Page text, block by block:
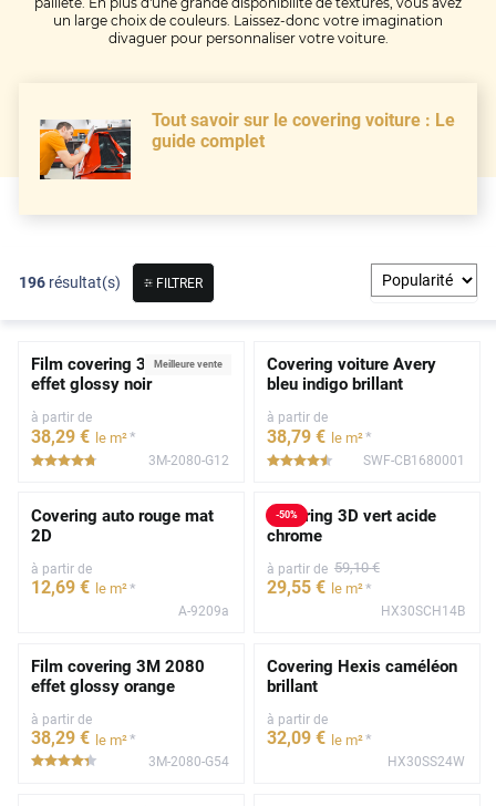
un large choix de couleurs. Laissez-donc votre imagination
divaguer pour personnaliser votre voiture.
Tout savoir sur le covering voiture : Le
guide complet
196 résultat(s) FILTRER
Meilleure vente
Film covering 3M 2080
effet glossy noir
à partir de
38,29 € le m²*
***** 3M-2080-G12
Covering voiture Avery
bleu indigo brillant
à partir de
38,79 € le m²*
***** SWF-CB1680001
Covering auto rouge mat
2D
à partir de
12,69 € le m²*
A-9209a
-50%
Covering 3D vert acide
chrome
à partir de 59,10 €
29,55 € le m²*
HX30SCH14B
Film covering 3M 2080
effet glossy orange
à partir de
38,29 € le m²*
***** 3M-2080-G54
Covering Hexis caméléon
brillant
à partir de
32,09 € le m²*
HX30SS24W